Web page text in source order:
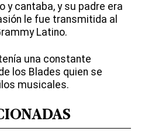
y cantaba, y su padre era
le fue transmitida al
Latino.
una constante
los Blades quien se
musicales.